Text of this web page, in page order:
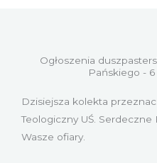
Ogłoszenia
Pańskiego - 6
Dzisiejsza kolekta
Teologiczny UŚ. Serdeczne
Wasze ofiary.